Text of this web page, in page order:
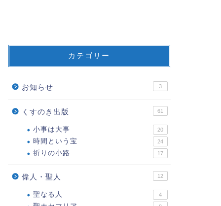
カテゴリー
お知らせ 3
くすのき出版 61
小事は大事 20
時間という宝 24
祈りの小路 17
偉人・聖人 12
聖なる人 4